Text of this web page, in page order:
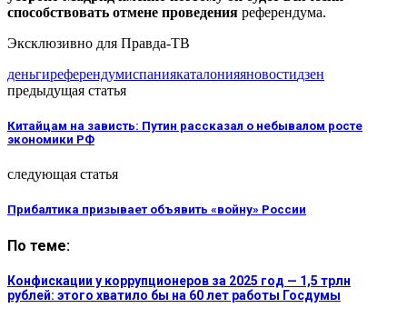
способствовать отмене проведения референдума.
Эксклюзивно для Правда-ТВ
деньгиреферендумиспаниякаталонияяновостидзен
предыдущая статья
Китайцам на зависть: Путин рассказал о небывалом росте
экономики РФ
следующая статья
Прибалтика призывает объявить «войну» России
По теме:
Конфискации у коррупционеров за 2025 год — 1,5 трлн
рублей: этого хватило бы на 60 лет работы Госдумы